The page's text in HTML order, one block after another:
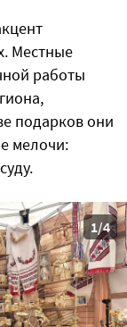
Местные
работы
подарков они
мелочи:
1/4